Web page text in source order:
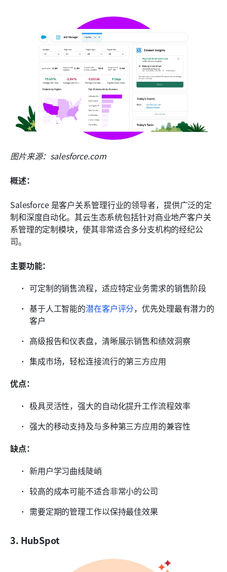
图片来源：salesforce.com
概述：
Salesforce 是客户关系管理行业的领导者，提供广泛的定
制和深度自动化。其云生态系统包括针对商业地产客户关
系管理的定制模块，使其非常适合多分支机构的经纪公
司。
主要功能：
可定制的销售流程，适应特定业务需求的销售阶段
基于人工智能的潜在客户评分，优先处理最有潜力的
客户
高级报告和仪表盘，清晰展示销售和绩效洞察
集成市场，轻松连接流行的第三方应用
优点：
极具灵活性，强大的自动化提升工作流程效率
强大的移动支持及与多种第三方应用的兼容性
缺点：
新用户学习曲线陡峭
较高的成本可能不适合非常小的公司
需要定期的管理工作以保持最佳效果
3. HubSpot